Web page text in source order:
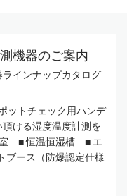
機器のご案内
インナップカタログ
ットチェック用ハンデ
ける湿度温度計測を
室 ■ 恒温恒湿槽 ■ エ
ース（防爆認定仕様